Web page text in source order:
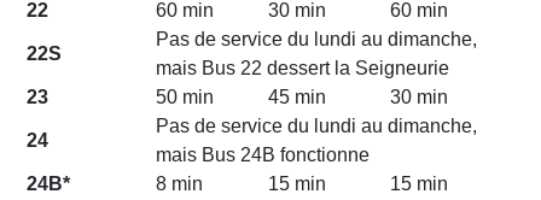
22
60 min 30 min 60 min
22S
Pas de service du lundi au dimanche,
mais Bus 22 dessert la Seigneurie
23
50 min 45 min 30 min
24
Pas de service du lundi au dimanche,
mais Bus 24B fonctionne
24B*
8 min 15 min
15 min